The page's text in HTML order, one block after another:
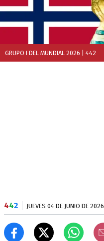
GRUPO I DEL MUNDIAL 2026 | 442
442 JUEVES 04 DE JUNIO DE 2026